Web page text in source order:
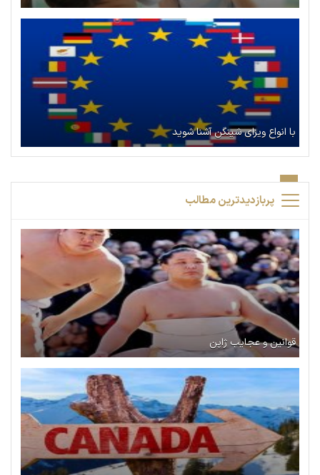
با انواع ویزای شینگن آشنا شوید
پربازدیدترین مطالب
قوانین و عجایب ژاپن